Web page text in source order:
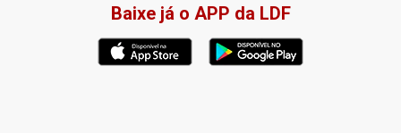
Baixe já o APP da LDF